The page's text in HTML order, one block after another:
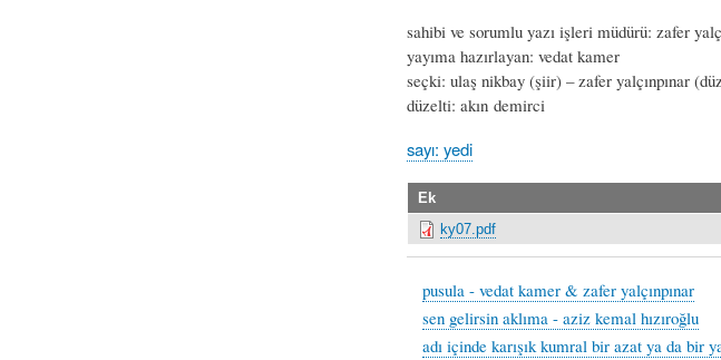
sahibi ve sorumlu yazı işleri müdürü: zafer
yayıma hazırlayan: vedat kamer
seçki: ulaş nikbay (şiir) – zafer yalçınpınar
düzelti: akın demirci
sayı: yedi
Ek
ky07.pdf
pusula - vedat kamer & zafer yalçınpınar
sen gelirsin aklıma - aziz kemal hızıroğlu
adı içinde karışık kumral bir azat ya da bir